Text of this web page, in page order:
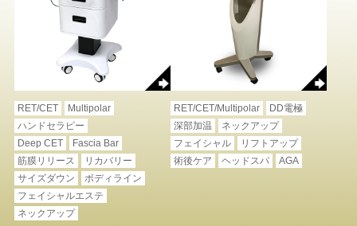
RET/CET
Multipolar
ハンドセラピー
Deep CET
Fascia Bar
筋膜リリース
リカバリー
サイズダウン
ボディライン
フェイシャルエステ
ネックアップ
RET/CET/Multipolar
DD電極
深部加温
ネックアップ
フェイシャル
リフトアップ
術後ケア
ヘッドスパ AGA